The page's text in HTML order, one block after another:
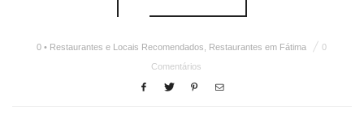
0 • Restaurantes e Locais Recomendados Restaurantes em Fátima
0
Comentários